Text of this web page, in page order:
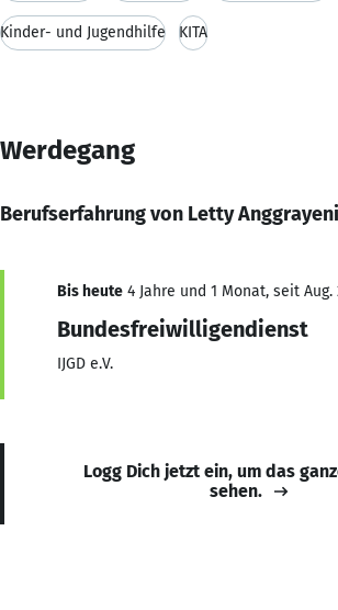
Kinder- und Jugendhilfe KITA
Werdegang
Berufserfahrung von Letty Anggrayeni
Bis heute 4 Jahre und 1 Monat, seit Aug.
Bundesfreiwilligendienst
IJGD e.V.
Logg Dich jetzt ein, um das
sehen.